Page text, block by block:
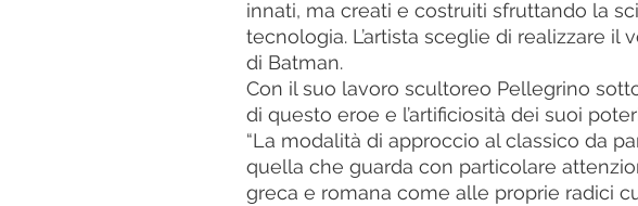
innati, ma creati e costruiti sfruttando la
tecnologia. L’artista sceglie di realizzare il
di Batman.
Con il suo lavoro scultoreo Pellegrino
di questo eroe e l’artificiosità dei suoi
“La modalità di approccio al classico da
quella che guarda con particolare
greca e romana come alle proprie radici